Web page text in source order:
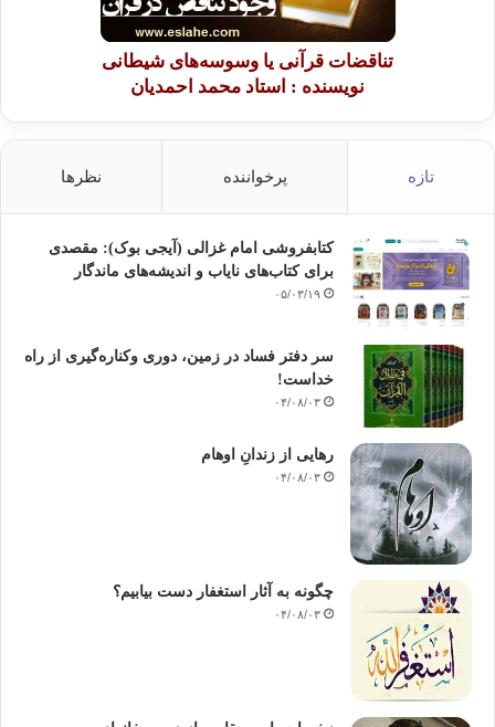
تناقضات قرآنی یا وسوسه‌های شیطانی
نویسنده : استاد محمد احمدیان
تازه پرخواننده نظرها
کتابفروشی امام غزالی (آیجی بوک): مقصدی
برای کتاب‌های نایاب و اندیشه‌های ماندگار
۰۵/۰۳/۱۹
سر دفتر فساد در زمین‌، دوری وکناره‌گیری از راه
خداست‌!
۰۴/۰۸/۰۳
رهایی از زندانِ اوهام
۰۴/۰۸/۰۳
چگونه به آثار استغفار دست بیابیم؟
۰۴/۰۸/۰۳